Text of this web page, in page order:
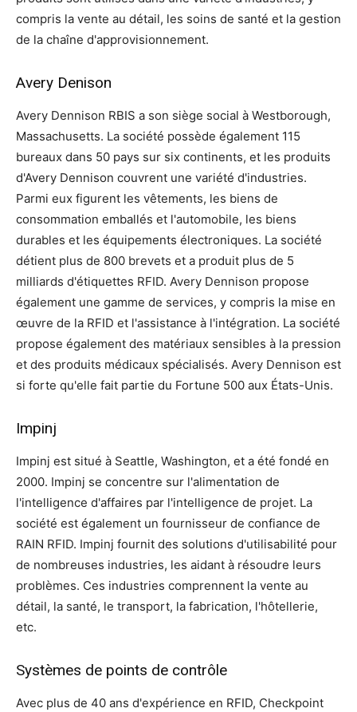
compris la vente au détail, les soins de santé et la gestion
de la chaîne d'approvisionnement.
Avery Denison
Avery Dennison RBIS a son siège social à Westborough,
Massachusetts. La société possède également 115
bureaux dans 50 pays sur six continents, et les produits
d'Avery Dennison couvrent une variété d'industries.
Parmi eux figurent les vêtements, les biens de
consommation emballés et l'automobile, les biens
durables et les équipements électroniques. La société
détient plus de 800 brevets et a produit plus de 5
milliards d'étiquettes RFID. Avery Dennison propose
également une gamme de services, y compris la mise en
œuvre de la RFID et l'assistance à l'intégration. La société
propose également des matériaux sensibles à la pression
et des produits médicaux spécialisés. Avery Dennison est
si forte qu'elle fait partie du Fortune 500 aux États-Unis.
Impinj
Impinj est situé à Seattle, Washington, et a été fondé en
2000. Impinj se concentre sur l'alimentation de
l'intelligence d'affaires par l'intelligence de projet. La
société est également un fournisseur de confiance de
RAIN RFID. Impinj fournit des solutions d'utilisabilité pour
de nombreuses industries, les aidant à résoudre leurs
problèmes. Ces industries comprennent la vente au
détail, la santé, le transport, la fabrication, l'hôtellerie,
etc.
Systèmes de points de contrôle
Avec plus de 40 ans d'expérience en RFID, Checkpoint